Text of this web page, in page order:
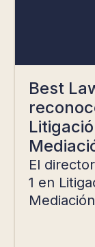
Best
El
1 en